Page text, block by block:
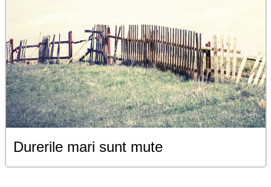
Durerile mari sunt mute